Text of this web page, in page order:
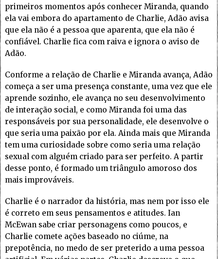
primeiros momentos após conhecer Miranda, quando
ela vai embora do apartamento de Charlie, Adão avisa
que ela não é a pessoa que aparenta, que ela não é
confiável. Charlie fica com raiva e ignora o aviso de
Adão.
Conforme a relação de Charlie e Miranda avança, Adão
começa a ser uma presença constante, uma vez que ele
aprende sozinho, ele avança no seu desenvolvimento
de interação social, e como Miranda foi uma das
responsáveis por sua personalidade, ele desenvolve o
que seria uma paixão por ela. Ainda mais que Miranda
tem uma curiosidade sobre como seria uma relação
sexual com alguém criado para ser perfeito. A partir
desse ponto, é formado um triângulo amoroso dos
mais improváveis.
Charlie é o narrador da história, mas nem por isso ele
é correto em seus pensamentos e atitudes. Ian
McEwan sabe criar personagens como poucos, e
Charlie comete ações baseado no ciúme, na
prepotência, no medo de ser preterido a uma pessoa